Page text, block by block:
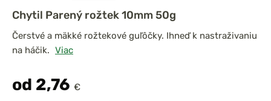
Chytil Parený rožtek 10mm 50g
Čerstvé a mäkké rožtekové guľôčky. Ihneď k nastraživaniu
na háčik. Viac
od 2,76 €